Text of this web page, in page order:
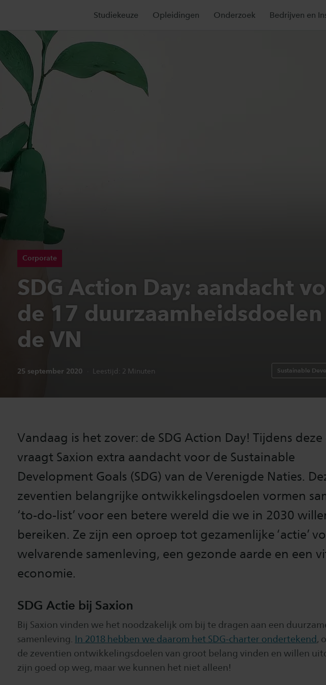
Studiekeuze Opleidingen Onderzoek Bedrijven en
Corporate
SDG Action Day: aandacht
de 17 duurzaamheidsdoelen
de VN
Publicatiedatum:
25 september 2020 Leestijd: 2 Minuten Sustainable
Vandaag is het zover: de SDG Action Day! Tijdens deze
vraagt Saxion extra aandacht voor de Sustainable
Development Goals (SDG) van de Verenigde Naties.
zeventien belangrijke ontwikkelingsdoelen vormen
‘to-do-list’ voor een betere wereld die we in 2030
bereiken. Ze zijn een oproep tot gezamenlijke ‘actie’
welvarende samenleving, een gezonde aarde en een
economie.
SDG Actie bij Saxion
Bij Saxion vinden we het noodzakelijk om bij te dragen aan een
samenleving. In 2018 hebben we daarom het SDG-charter ondertekend ,
de zeventien ontwikkelingsdoelen van groot belang vinden en willen
zijn goed op weg, maar we kunnen het niet alleen!